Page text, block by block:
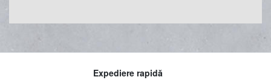
Expediere rapidă